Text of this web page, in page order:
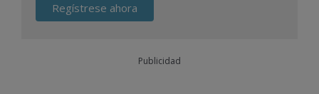
Regístrese ahora
Publicidad